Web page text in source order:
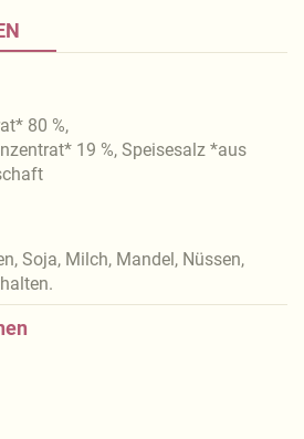
80 %,
19 %, Speisesalz *aus
Soja, Milch, Mandel, Nüssen,